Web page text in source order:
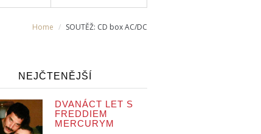
Home SOUTĚŽ: CD box AC/DC
NEJČTENĚJŠÍ
DVANÁCT LET S
FREDDIEM
MERCURYM